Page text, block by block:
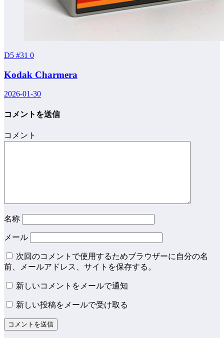
D5 #31 0
Kodak Charmera
2026-01-30
コメントを送信
コメント
名称
メール
次回のコメントで使用するためブラウザーに自分の名
前、メールアドレス、サイトを保存する。
新しいコメントをメールで通知
新しい投稿をメールで受け取る